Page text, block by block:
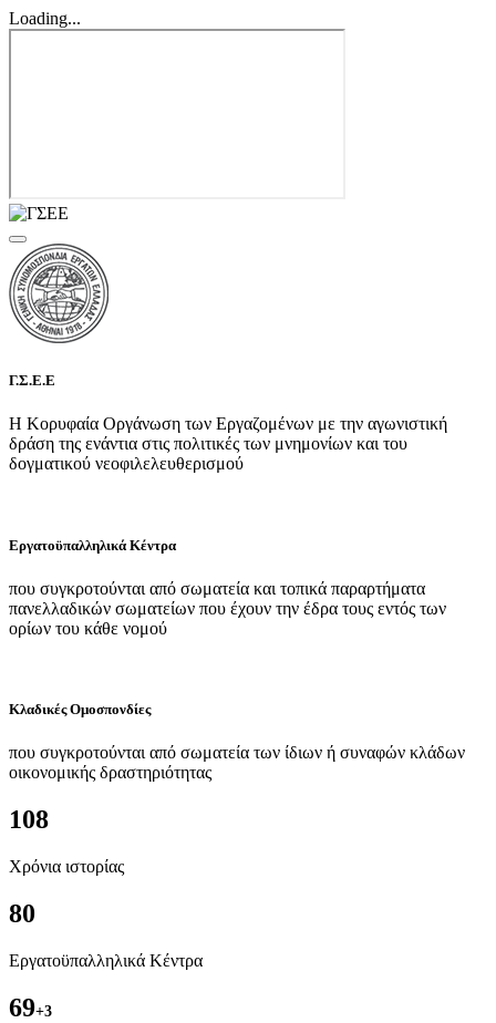
Loading...
Γ.Σ.Ε.Ε
Η Κορυφαία Οργάνωση των Εργαζομένων με την αγωνιστική
δράση της ενάντια στις πολιτικές των μνημονίων και του
δογματικού νεοφιλελευθερισμού
Εργατοϋπαλληλικά Κέντρα
που συγκροτούνται από σωματεία και τοπικά παραρτήματα
πανελλαδικών σωματείων που έχουν την έδρα τους εντός των
ορίων του κάθε νομού
Κλαδικές Ομοσπονδίες
που συγκροτούνται από σωματεία των ίδιων ή συναφών κλάδων
οικονομικής δραστηριότητας
108
Χρόνια ιστορίας
80
Εργατοϋπαλληλικά Κέντρα
69+3